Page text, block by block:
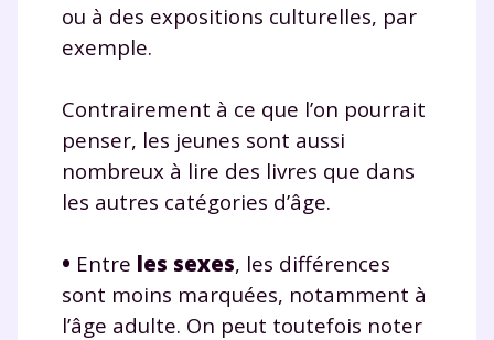
ou à des expositions culturelles, par
exemple.
Contrairement à ce que l’on pourrait
penser, les jeunes sont aussi
nombreux à lire des livres que dans
les autres catégories d’âge.
• Entre les sexes, les différences
sont moins marquées, notamment à
l’âge adulte. On peut toutefois noter